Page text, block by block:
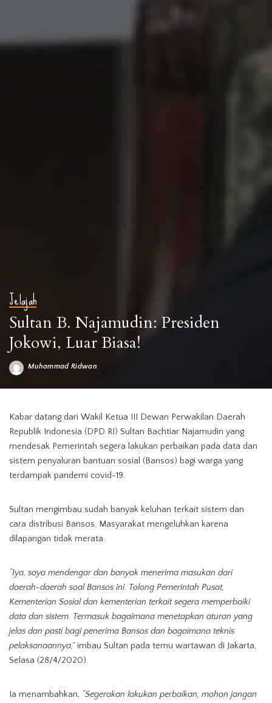
Jelajah
Sultan B. Najamudin: Presiden
Jokowi, Luar Biasa!
Posted
Muhammad Ridwan
Kabar datang dari Wakil Ketua III Dewan Perwakilan Daerah
Republik Indonesia (DPD RI) Sultan Bachtiar Najamudin yang
mendesak Pemerintah segera lakukan perbaikan pada data dan
sistem penyaluran bantuan sosial (Bansos) bagi warga yang
terdampak pandemi covid-19.
Sultan mengimbau sudah banyak keluhan terkait sistem dan
cara distribusi Bansos. Masyarakat mengeluhkan karena
dilapangan tidak merata.
“Iya, saya mendengar dan banyak menerima masukan dari
daerah-daerah soal Bansos ini. Tolong Pemerintah Pusat,
Kementerian Sosial dan kementerian terkait segera memperbaiki
data dan sistem. Termasuk bagaimana menetapkan aturan yang
jelas dan pasti bagi penerima Bansos dan bagaimana teknis
pelaksanaannya,”imbau Sultan pada temu wartawan di Jakarta,
Selasa (28/4/2020).
Ia menambahkan, “Segerakan lakukan perbaikan, mohon jangan